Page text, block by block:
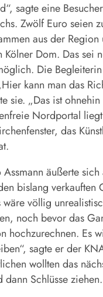
sagte eine
Zwölf Euro seien
aus der
Kölner Dom. Das sei
Die
kann man das
sie. „Das ist
Nordportal
das
äußerte
bislang verkauften
wäre völlig
noch bevor das
hochzurechnen. Es
sagte er der
wollten das
Schlüsse ziehen.